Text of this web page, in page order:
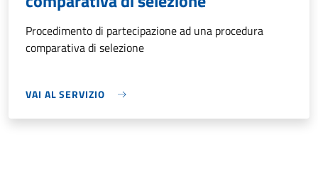
Procedimento di partecipazione ad una procedura
comparativa di selezione
VAI AL SERVIZIO